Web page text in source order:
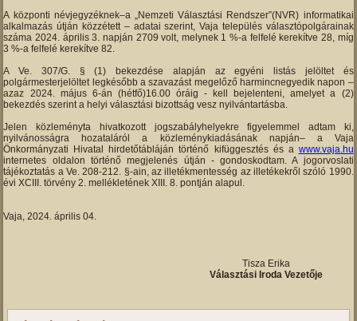
A központi névjegyzéknek–a „Nemzeti Választási Rendszer”(NVR) informatikai
alkalmazás útján közzétett – adatai szerint, Vaja település választópolgárainak
száma 2024. április 3. napján 2709 volt, melynek 1 %-a felfelé kerekítve 28, míg
3 %-a felfelé kerekítve 82.
A Ve. 307/G. § (1) bekezdése alapján az egyéni listás jelöltet és
polgármesterjelöltet legkésőbb a szavazást megelőző harmincnegyedik napon –
azaz 2024. május 6-án (hétfő)16.00 óráig - kell bejelenteni, amelyet a (2)
bekezdés szerint a helyi választási bizottság vesz nyilvántartásba.
Jelen közleményta hivatkozott jogszabályhelyekre figyelemmel adtam ki,
nyilvánosságra hozataláról a közleménykiadásának napján– a Vaja
Önkormányzati Hivatal hirdetőtábláján történő kifüggesztés és a www.vaja.hu
internetes oldalon történő megjelenés útján - gondoskodtam. A jogorvoslati
tájékoztatás a Ve. 208-212. §-ain, az illetékmentesség az illetékekről szóló 1990.
évi XCIII. törvény 2. mellékletének XIII. 8. pontján alapul.
Vaja, 2024. április 04.
Tisza Erika
Választási Iroda Vezetője